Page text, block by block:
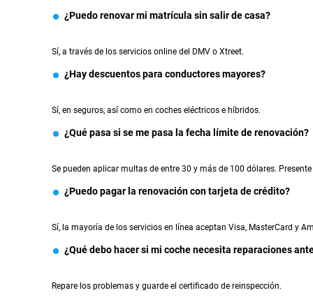
¿Puedo renovar mi matrícula sin salir de casa?
Sí, a través de los servicios online del DMV o Xtreet.
¿Hay descuentos para conductores mayores?
Sí, en seguros, así como en coches eléctricos e híbridos.
¿Qué pasa si se me pasa la fecha límite de renovación?
Se pueden aplicar multas de entre 30 y más de 100 dólares.
¿Puedo pagar la renovación con tarjeta de crédito?
Sí, la mayoría de los servicios en línea aceptan Visa, MasterCard y
¿Qué debo hacer si mi coche necesita reparaciones
Repare los problemas y guarde el certificado de reinspección.